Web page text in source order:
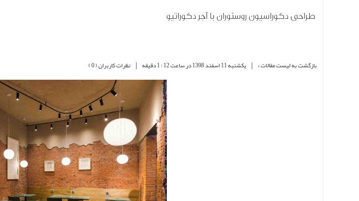
طراحی دکوراسیون روستوران با آجر دکوراتیو
بازگشت به لیست مقالات » | یکشنبه 11 اسفند 1398 در ساعت 12 : 1 دقیقه | نظرات کاربران ( 0 )